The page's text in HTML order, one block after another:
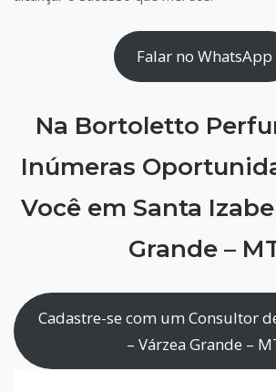
Falar no WhatsApp
Na Bortoletto
Inúmeras
Você em Santa
Grande –
Cadastre-se com um Consultor
– Várzea Grande –